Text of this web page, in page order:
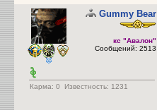
Gummy Bear
кс "Авалон"
Сообщений: 2513
Карма: 0 Известность: 1231